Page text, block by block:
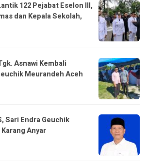
122 Pejabat Eselon III,
dan Kepala Sekolah,
Asnawi Kembali
Meurandeh Aceh
Sari Endra Geuchik
Anyar